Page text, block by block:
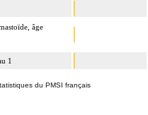
âge
1
du PMSI français